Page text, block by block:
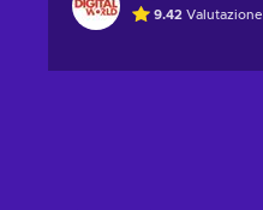
9.42 Valutazione